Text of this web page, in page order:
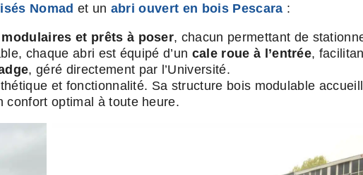
Nomad et un abri ouvert en bois Pescara :
et prêts à poser, chacun permettant de
chaque abri est équipé d’un cale roue à l’entrée,
, géré directement par l’Université.
et fonctionnalité. Sa structure bois modulable
confort optimal à toute heure.